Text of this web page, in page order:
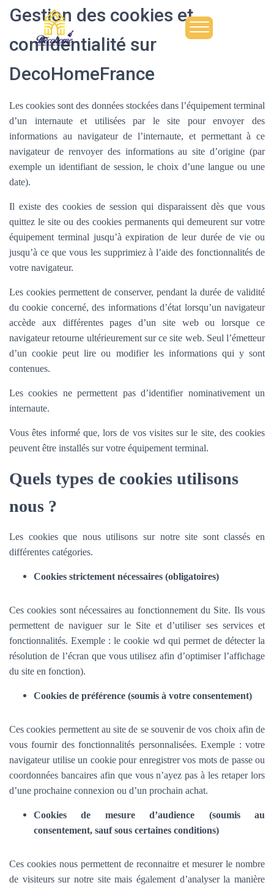
Gestion des cookies et
confidentialité sur
DecoHomeFrance
Les cookies sont des données stockées dans l’équipement terminal
d’un internaute et utilisées par le site pour envoyer des
informations au navigateur de l’internaute, et permettant à ce
navigateur de renvoyer des informations au site d’origine (par
exemple un identifiant de session, le choix d’une langue ou une
date).
Il existe des cookies de session qui disparaissent dès que vous
quittez le site ou des cookies permanents qui demeurent sur votre
équipement terminal jusqu’à expiration de leur durée de vie ou
jusqu’à ce que vous les supprimiez à l’aide des fonctionnalités de
votre navigateur.
Les cookies permettent de conserver, pendant la durée de validité
du cookie concerné, des informations d’état lorsqu’un navigateur
accède aux différentes pages d’un site web ou lorsque ce
navigateur retourne ultérieurement sur ce site web. Seul l’émetteur
d’un cookie peut lire ou modifier les informations qui y sont
contenues.
Les cookies ne permettent pas d’identifier nominativement un
internaute.
Vous êtes informé que, lors de vos visites sur le site, des cookies
peuvent être installés sur votre équipement terminal.
Quels types de cookies utilisons
nous ?
Les cookies que nous utilisons sur notre site sont classés en
différentes catégories.
Cookies strictement nécessaires (obligatoires)
Ces cookies sont nécessaires au fonctionnement du Site. Ils vous
permettent de naviguer sur le Site et d’utiliser ses services et
fonctionnalités. Exemple : le cookie wd qui permet de détecter la
résolution de l’écran que vous utilisez afin d’optimiser l’affichage
du site en fonction).
Cookies de préférence (soumis à votre consentement)
Ces cookies permettent au site de se souvenir de vos choix afin de
vous fournir des fonctionnalités personnalisées. Exemple : votre
navigateur utilise un cookie pour enregistrer vos mots de passe ou
coordonnées bancaires afin que vous n’ayez pas à les retaper lors
d’une prochaine connexion ou d’un prochain achat.
Cookies de mesure d’audience (soumis au
consentement, sauf sous certaines conditions)
Ces cookies nous permettent de reconnaitre et mesurer le nombre
de visiteurs sur notre site mais également d’analyser la manière